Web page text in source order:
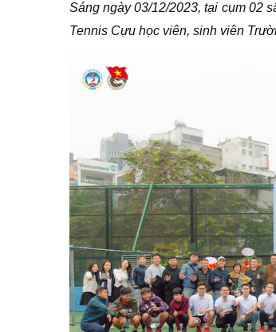
Sáng ngày 03/12/2023, tại cụm 02
Tennis Cựu học viên, sinh viên